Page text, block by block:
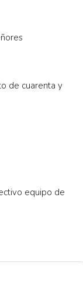
de cuarenta y
equipo de